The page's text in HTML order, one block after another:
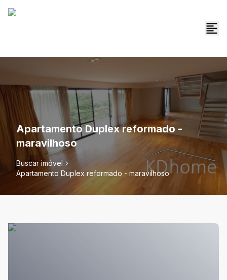
Apartamento Duplex reformado -
maravilhoso
Buscar imóvel
Apartamento Duplex reformado - maravilhoso